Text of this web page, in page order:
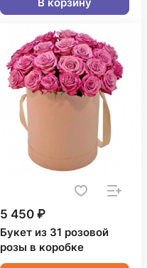
5 450 ₽
Букет из 31 розовой
розы в коробке